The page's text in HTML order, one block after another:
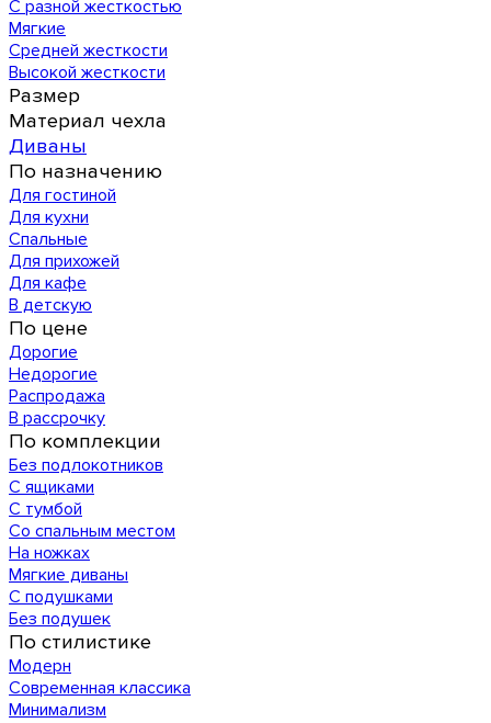
С разной жесткостью
Мягкие
Средней жесткости
Высокой жесткости
Размер
Материал чехла
Диваны
По назначению
Для гостиной
Для кухни
Спальные
Для прихожей
Для кафе
В детскую
По цене
Дорогие
Недорогие
Распродажа
В рассрочку
По комплекции
Без подлокотников
С ящиками
С тумбой
Со спальным местом
На ножках
Мягкие диваны
С подушками
Без подушек
По стилистике
Модерн
Современная классика
Минимализм